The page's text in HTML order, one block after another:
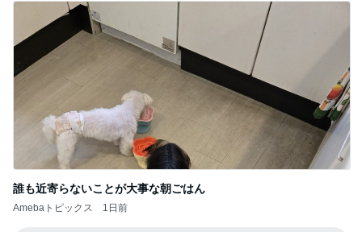
誰も近寄らないことが大事な朝ごはん
Amebaトピックス 1日前